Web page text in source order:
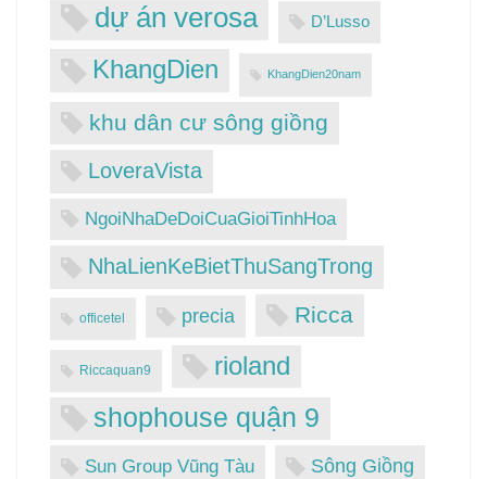
dự án verosa D’Lusso
KhangDien KhangDien20nam
khu dân cư sông giồng
LoveraVista
NgoiNhaDeDoiCuaGioiTinhHoa
NhaLienKeBietThuSangTrong
officetel precia Ricca
Riccaquan9
rioland
shophouse quận 9
Sun Group Vũng Tàu Sông Giồng